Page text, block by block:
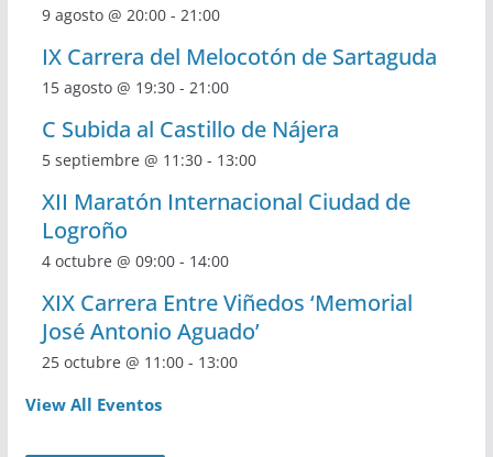
9 agosto @ 20:00- 21:00
IX Carrera del Melocotón de Sartaguda
15 agosto @ 19:30- 21:00
C Subida al Castillo de Nájera
5 septiembre @ 11:30- 13:00
XII Maratón Internacional Ciudad de
Logroño
4 octubre @ 09:00- 14:00
XIX Carrera Entre Viñedos ‘Memorial
José Antonio Aguado’
25 octubre @ 11:00- 13:00
View All Eventos